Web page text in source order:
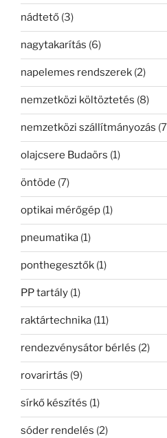
nádtető (3)
nagytakarítás (6)
napelemes rendszerek (2)
nemzetközi költöztetés (8)
nemzetközi szállítmányozás
olajcsere Budaörs (1)
öntöde (7)
optikai mérőgép (1)
pneumatika (1)
ponthegesztők (1)
PP tartály (1)
raktártechnika (11)
rendezvénysátor bérlés (2)
rovarirtás (9)
sírkő készítés (1)
sóder rendelés (2)